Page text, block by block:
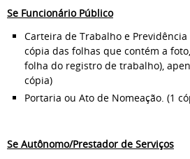
Se Funcionário Público
Carteira de Trabalho e Previdência
cópia das folhas que contém a
folha do registro de trabalho),
cópia)
Portaria ou Ato de Nomeação. (1
Se Autônomo/Prestador de Serviços